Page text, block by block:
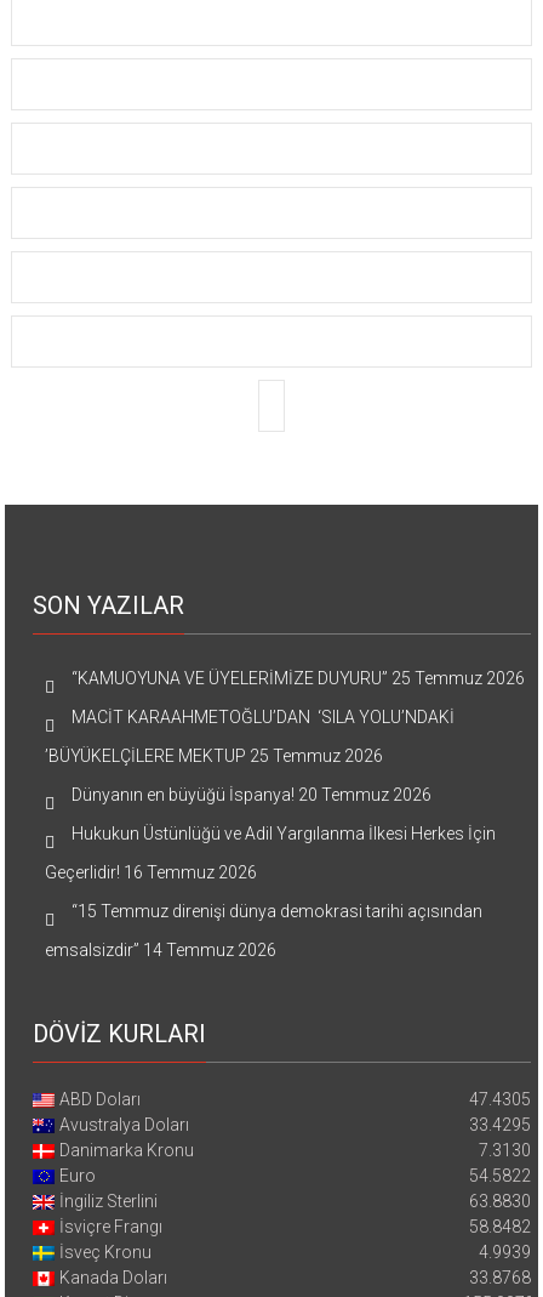
SON YAZILAR
“KAMUOYUNA VE ÜYELERİMİZE DUYURU” 25 Temmuz 2026
MACİT KARAAHMETOĞLU’DAN ‘SILA YOLU’NDAKİ
’BÜYÜKELÇİLERE MEKTUP 25 Temmuz 2026
Dünyanın en büyüğü İspanya! 20 Temmuz 2026
Hukukun Üstünlüğü ve Adil Yargılanma İlkesi Herkes İçin
Geçerlidir! 16 Temmuz 2026
“15 Temmuz direnişi dünya demokrasi tarihi açısından
emsalsizdir” 14 Temmuz 2026
DÖVİZ KURLARI
ABD Doları
47.4305
Avustralya Doları
33.4295
Danimarka Kronu
7.3130
Euro
54.5822
İngiliz Sterlini
63.8830
İsviçre Frangı
58.8482
İsveç Kronu
4.9939
Kanada Doları
33.8768